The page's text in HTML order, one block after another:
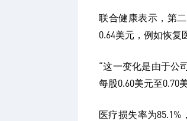
联合健康表示，第
0.64美元，例如恢复
“这一变化是由于公
每股0.60美元至0.70
医疗损失率为85.1%